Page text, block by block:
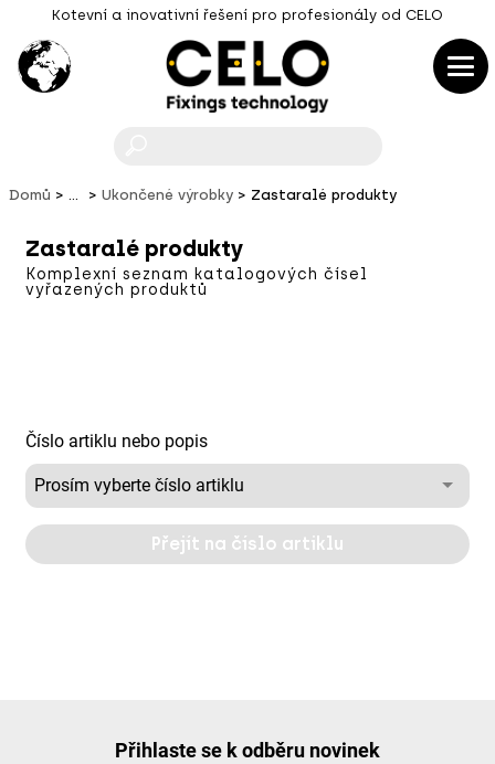
Kotevní a inovativní řešení pro profesionály od CELO
Domů ... Ukončené výrobky Zastaralé produkty
Zastaralé produkty
Komplexní seznam katalogových čísel
vyřazených produktů
Číslo artiklu nebo popis
Prosím vyberte číslo artiklu
Přejít na číslo artiklu
Přihlaste se k odběru novinek